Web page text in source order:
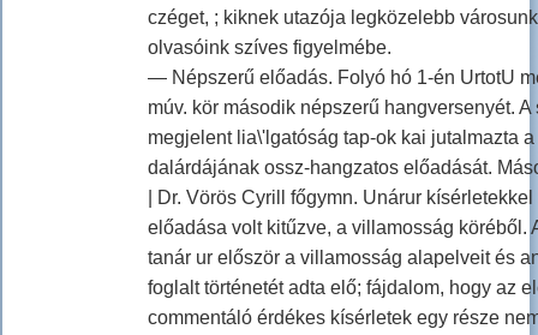
czéget, ; kiknek utazója legközelebb
olvasóink szíves figyelmébe.
— Népszerű előadás. Folyó hó 1-én UrtotU
múv. kör második népszerű hangversenyét.
megjelent lia\'lgatóság tap-ok kai jutalmazta a
dalárdájának ossz-hangzatos előadását.
| Dr. Vörös Cyrill főgymn. Unárur
előadása volt kitűzve, a villamosság köréből.
tanár ur először a villamosság alapelveit és
foglalt történetét adta elő; fájdalom, hogy az
commentáló érdékes kísérletek egy része